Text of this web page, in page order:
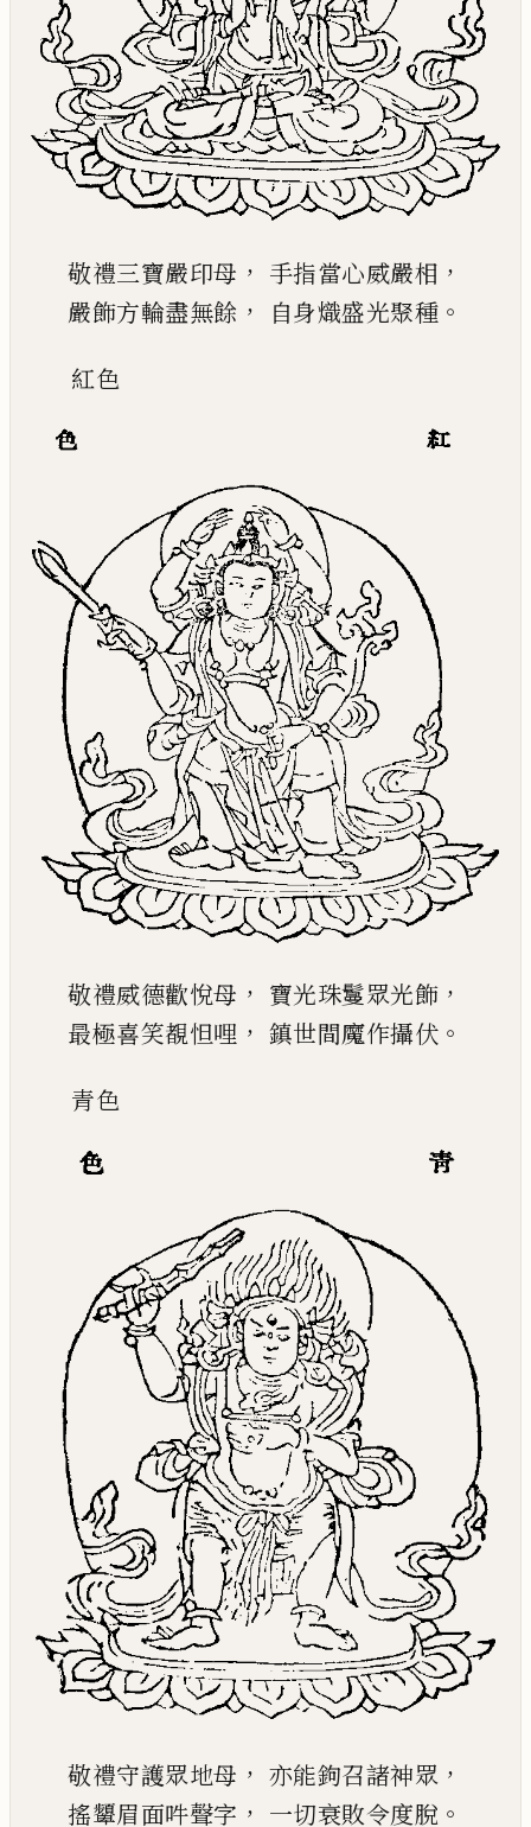
敬禮三寶嚴印母 ， 手指當心威嚴相 ，
嚴飾方輪盡無餘 ， 自身熾盛光聚種 。
紅色
敬禮威德歡悅母 ， 寶光珠鬘眾光飾 ，
最極喜笑覩怛哩 ， 鎮世間魔作攝伏 。
青色
敬禮守護眾地母 ， 亦能鉤召諸神眾 ，
搖顰眉面吽聲字 ， 一切衰敗令度脫 。